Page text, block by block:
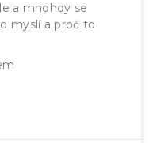
a mnohdy se
myslí a proč to